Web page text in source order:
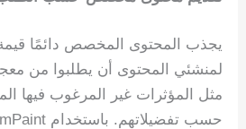
يجذب المحتوى المخصص دائمًا
لمنشئي المحتوى أن يطلبوا من
مثل المؤثرات غير المرغوب فيها